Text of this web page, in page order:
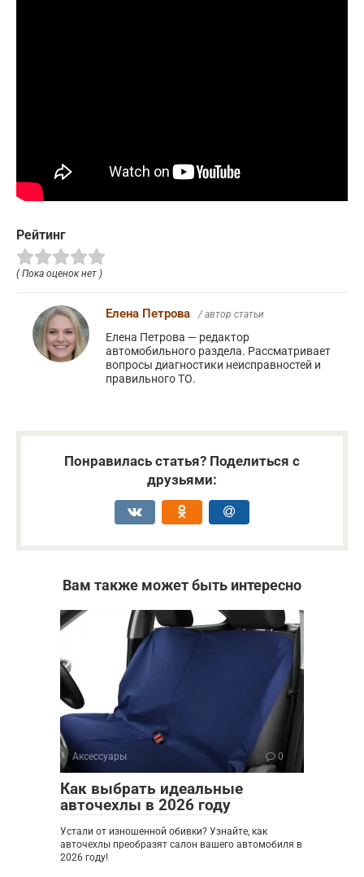
Рейтинг
( Пока оценок нет )
Елена Петрова / автор статьи
Елена Петрова — редактор
автомобильного раздела. Рассматривает
вопросы диагностики неисправностей и
правильного ТО.
Понравилась статья? Поделиться с
друзьями:
Вам также может быть интересно
Аксессуары 0
Как выбрать идеальные
авточехлы в 2026 году
Устали от изношенной обивки? Узнайте, как
авточехлы преобразят салон вашего автомобиля в
2026 году!